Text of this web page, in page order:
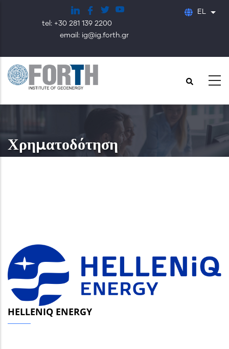
κυρίως
περιεχόμενο
tel: +30 281 139 2200
email: ig@ig.forth.gr
EL
Χρηματοδότηση
HELLENIQ ENERGY